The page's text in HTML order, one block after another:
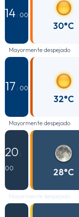
14 : 00
30°C
Mayormente despejado
17 : 00
32°C
Mayormente despejado
20 :
00
28°C
Mayormente despejado